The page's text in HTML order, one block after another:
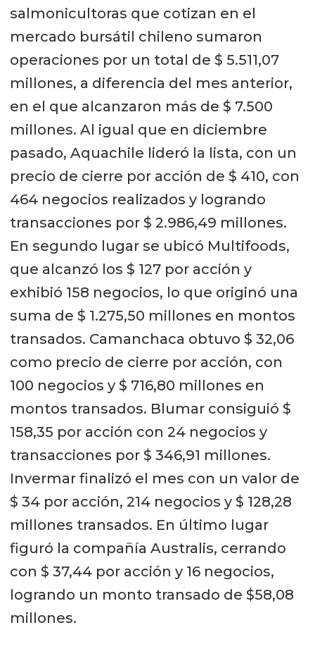
salmonicultoras que cotizan en el
mercado bursátil chileno sumaron
operaciones por un total de $ 5.511,07
millones, a diferencia del mes anterior,
en el que alcanzaron más de $ 7.500
millones. Al igual que en diciembre
pasado, Aquachile lideró la lista, con un
precio de cierre por acción de $ 410, con
464 negocios realizados y logrando
transacciones por $ 2.986,49 millones.
En segundo lugar se ubicó Multifoods,
que alcanzó los $ 127 por acción y
exhibió 158 negocios, lo que originó una
suma de $ 1.275,50 millones en montos
transados. Camanchaca obtuvo $ 32,06
como precio de cierre por acción, con
100 negocios y $ 716,80 millones en
montos transados. Blumar consiguió $
158,35 por acción con 24 negocios y
transacciones por $ 346,91 millones.
Invermar finalizó el mes con un valor de
$ 34 por acción, 214 negocios y $ 128,28
millones transados. En último lugar
figuró la compañía Australis, cerrando
con $ 37,44 por acción y 16 negocios,
logrando un monto transado de $58,08
millones.